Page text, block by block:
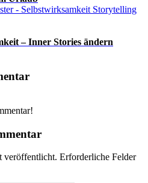
– Inner Stories ändern
veröffentlicht. Erforderliche Felder